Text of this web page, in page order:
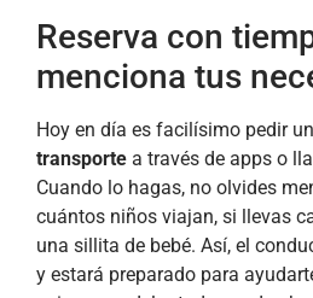
Reserva con
menciona tus
Hoy en día es facilísimo pedir un
transporte a través de apps o
Cuando lo hagas, no olvides
cuántos niños viajan, si llevas
una sillita de bebé. Así, el
y estará preparado para